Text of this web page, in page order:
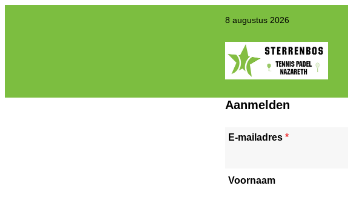
8 augustus 2026
Aanmelden
E-mailadres *
Voornaam